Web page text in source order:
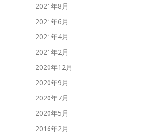
2021年8月
2021年6月
2021年4月
2021年2月
2020年12月
2020年9月
2020年7月
2020年5月
2016年2月